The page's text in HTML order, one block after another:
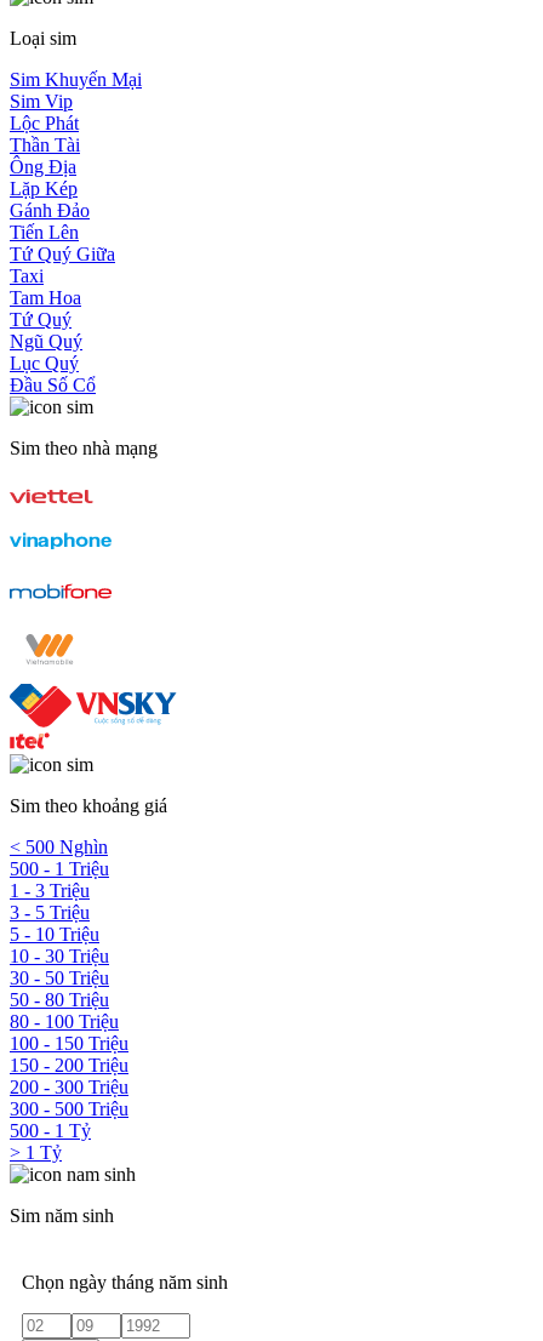
Loại sim
Sim Khuyến Mại
Sim Vip
Lộc Phát
Thần Tài
Ông Địa
Lặp Kép
Gánh Đảo
Tiến Lên
Tứ Quý Giữa
Taxi
Tam Hoa
Tứ Quý
Ngũ Quý
Lục Quý
Đầu Số Cổ
Sim theo nhà mạng
Sim theo khoảng giá
< 500 Nghìn
500 - 1 Triệu
1 - 3 Triệu
3 - 5 Triệu
5 - 10 Triệu
10 - 30 Triệu
30 - 50 Triệu
50 - 80 Triệu
80 - 100 Triệu
100 - 150 Triệu
150 - 200 Triệu
200 - 300 Triệu
300 - 500 Triệu
500 - 1 Tỷ
> 1 Tỷ
Sim năm sinh
Chọn ngày tháng năm sinh